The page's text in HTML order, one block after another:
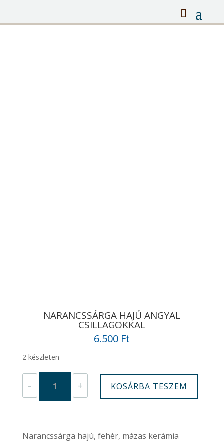
NARANCSSÁRGA HAJÚ ANGYAL
CSILLAGOKKAL
6.500 Ft
2 készleten
-
Narancssárga
hajú
angyal
mennyiség
+ KOSÁRBA TESZEM
Narancssárga hajú, fehér, mázas kerámia